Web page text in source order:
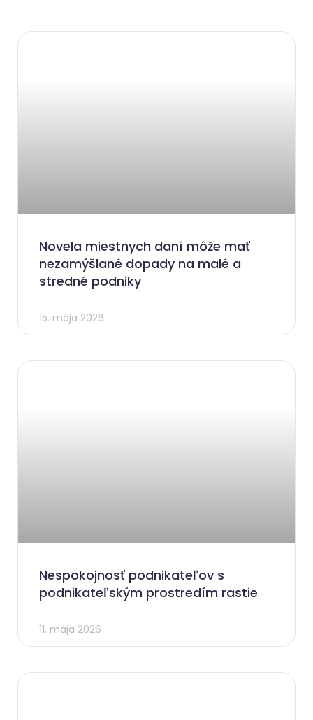
Novela miestnych daní môže mať
nezamýšlané dopady na malé a
stredné podniky
15. mája 2026
Nespokojnosť podnikateľov s
podnikateľským prostredím rastie
11. mája 2026